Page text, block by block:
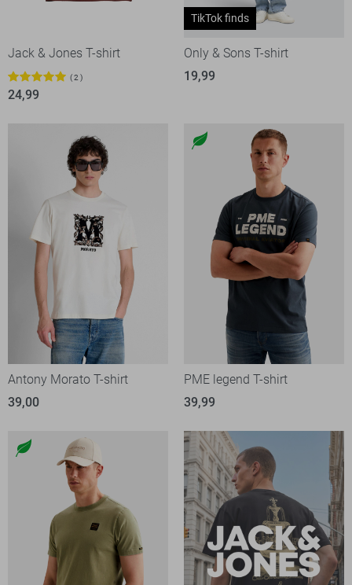
Jack & Jones T-shirt
2
24,99
TikTok finds
Only & Sons T-shirt
19,99
Antony Morato T-shirt
39,00
PME legend T-shirt
39,99